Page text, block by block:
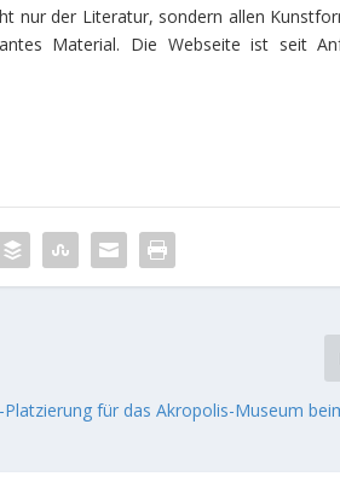
nur der Literatur, sondern allen
Material. Die Webseite ist seit
Platzierung für das Akropolis-Museum